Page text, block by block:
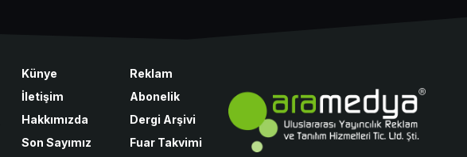
Künye
İletişim
Hakkımızda
Son Sayımız
Reklam
Abonelik
Dergi Arşivi
Fuar Takvimi